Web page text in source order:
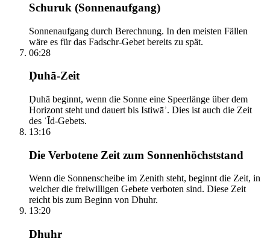
Schuruk (Sonnenaufgang)
Sonnenaufgang durch Berechnung. In den meisten Fällen
wäre es für das Fadschr-Gebet bereits zu spät.
06:28
Ḍuhā-Zeit
Ḍuhā beginnt, wenn die Sonne eine Speerlänge über dem
Horizont steht und dauert bis Istiwāʾ. Dies ist auch die Zeit
des ʿĪd-Gebets.
13:16
Die Verbotene Zeit zum Sonnenhöchststand
Wenn die Sonnenscheibe im Zenith steht, beginnt die Zeit, in
welcher die freiwilligen Gebete verboten sind. Diese Zeit
reicht bis zum Beginn von Dhuhr.
13:20
Dhuhr